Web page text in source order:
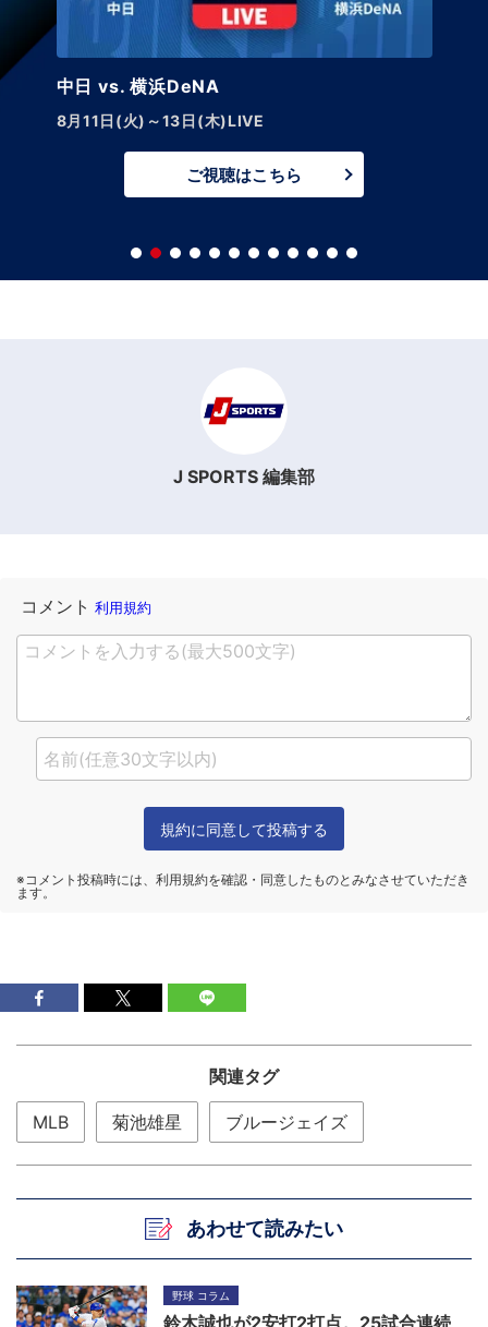
中日 vs. 横浜DeNA
8月11日(火)～13日(木)LIVE
ご視聴はこちら
J SPORTS 編集部
関連タグ
MLB 菊池雄星 ブルージェイズ
あわせて読みたい
野球 コラム